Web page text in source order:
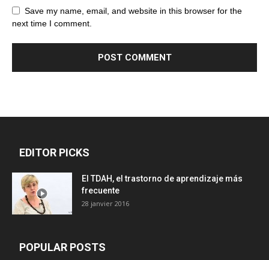
Save my name, email, and website in this browser for the
next time I comment.
EDITOR PICKS
El TDAH, el trastorno de aprendizaje más
frecuente
28 janvier 2016
POPULAR POSTS